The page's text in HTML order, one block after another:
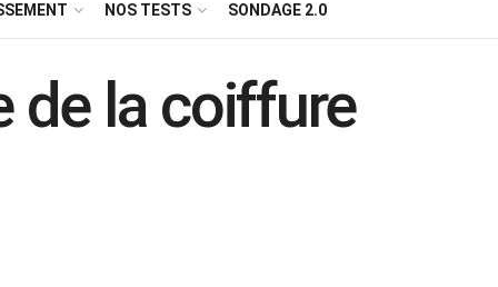
NOS TESTS SONDAGE 2.0
de la coiffure